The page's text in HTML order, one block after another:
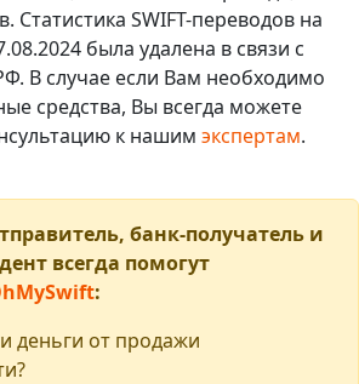
Статистика SWIFT-переводов на
была удалена в связи с
В случае если Вам необходимо
средства, Вы всегда можете
к нашим экспертам.
банк-получатель и
всегда помогут
:
деньги от продажи